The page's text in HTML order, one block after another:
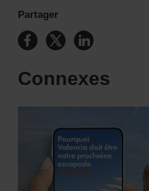
Partager
Connexes